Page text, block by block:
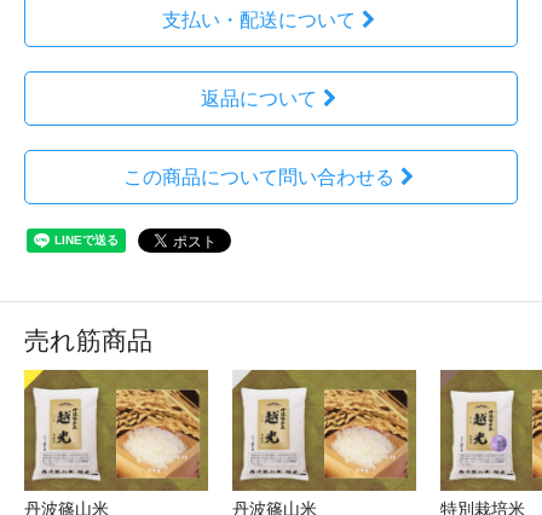
支払い・配送について
返品について
この商品について問い合わせる
売れ筋商品
丹波篠山米
丹波篠山米
特別栽培米